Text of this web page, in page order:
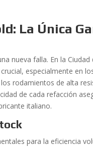
La Única
nueva falla. En la
crucial, especialmente en
rodamientos de alta
de cada refacción
italiano.
para la eficiencia